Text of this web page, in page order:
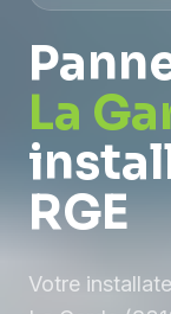
La
RGE
Votre